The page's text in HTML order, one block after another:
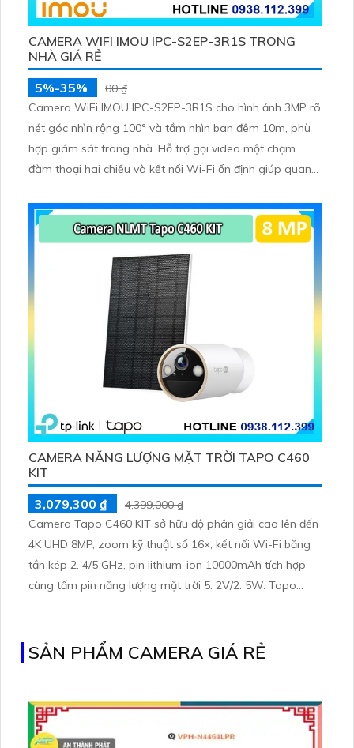
CAMERA WIFI IMOU IPC-S2EP-3R1S TRONG
NHÀ GIÁ RẺ
5%-35%
00 ₫
Camera WiFi IMOU IPC-S2EP-3R1S cho hình ảnh 3MP rõ
nét góc nhìn rộng 100° và tầm nhìn ban đêm 10m, phù
hợp giám sát trong nhà. Hỗ trợ gọi video một chạm
đàm thoại hai chiều và kết nối Wi-Fi ổn định giúp quan
256GB hoặc lưu đám mây dễ lắp đặt cho gia đình và văn
phòng nhỏ.
CAMERA NĂNG LƯỢNG MẶT TRỜI TAPO C460
KIT
3,079,300 ₫
4,399,000 ₫
Camera Tapo C460 KIT sở hữu độ phân giải cao lên đến
4K UHD 8MP, zoom kỹ thuật số 16×, kết nối Wi-Fi băng
tần kép 2. 4/5 GHz, pin lithium-ion 10000mAh tích hợp
cùng tấm pin năng lượng mặt trời 5. 2V/2. 5W. Tapo
SẢN PHẨM CAMERA GIÁ RẺ